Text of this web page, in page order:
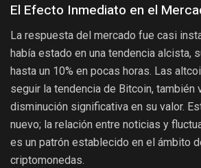
El Efecto Inmediato en el
La respuesta del mercado fue casi
había estado en una tendencia alcista,
hasta un 10% en pocas horas. Las
seguir la tendencia de Bitcoin, también
disminución significativa en su valor.
nuevo; la relación entre noticias y
es un patrón establecido en el ámbito
criptomonedas.